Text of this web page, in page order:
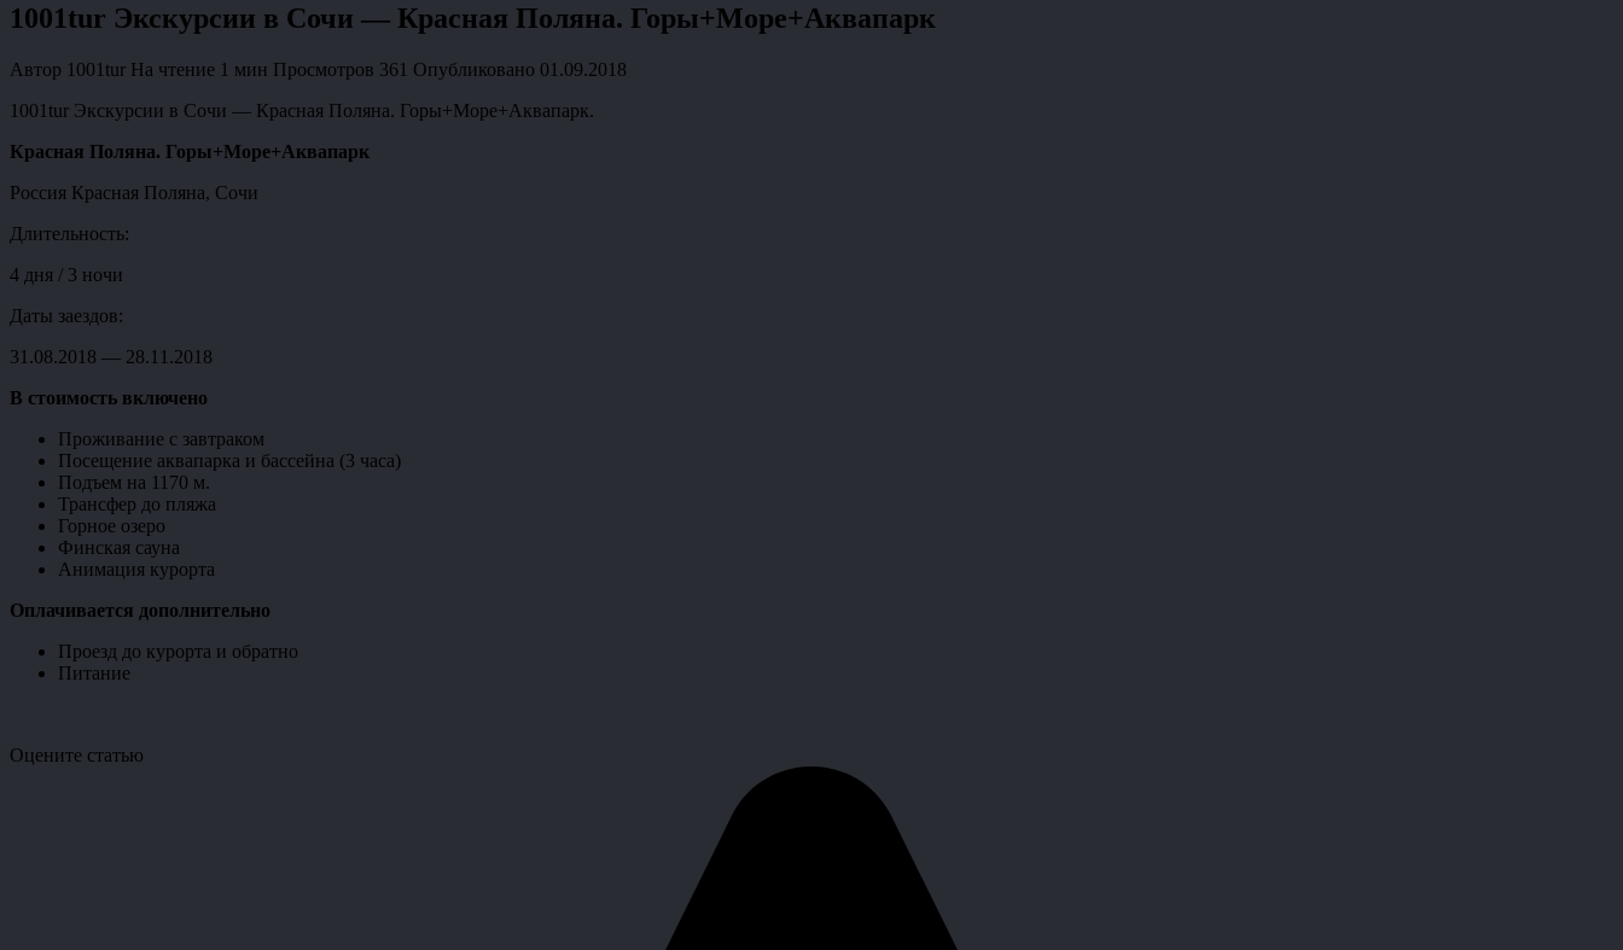
1001tur Экскурсии в Сочи — Красная Поляна. Горы+Море+Аквапарк
Автор 1001tur На чтение 1 мин Просмотров 361 Опубликовано 01.09.2018
1001tur Экскурсии в Сочи — Красная Поляна. Горы+Море+Аквапарк.
Красная Поляна. Горы+Море+Аквапарк
Россия Красная Поляна, Сочи
Длительность:
4 дня / 3 ночи
Даты заездов:
31.08.2018 — 28.11.2018
В стоимость включено
Проживание с завтраком
Посещение аквапарка и бассейна (3 часа)
Подъем на 1170 м.
Трансфер до пляжа
Горное озеро
Финская сауна
Анимация курорта
Оплачивается дополнительно
Проезд до курорта и обратно
Питание
Оцените статью